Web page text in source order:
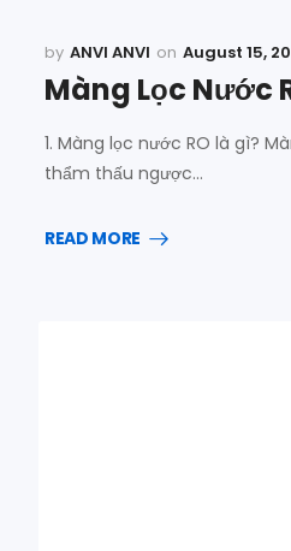
ANVI ANVI August 15,
Màng Lọc Nước
1. Màng lọc nước RO là gì?
thẩm thấu ngược…
READ MORE